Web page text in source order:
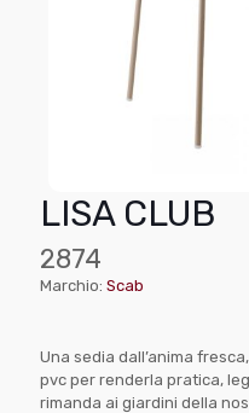
LISA CLUB
2874
Marchio: Scab
Una sedia dall’anima
pvc per renderla pratica,
rimanda ai giardini della